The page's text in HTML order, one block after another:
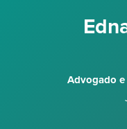
Advogado